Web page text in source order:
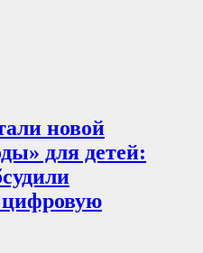
новой
для детей:
цифровую